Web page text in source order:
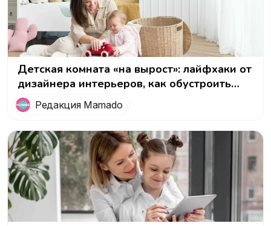
Детская комната «на вырост»: лайфхаки от
дизайнера интерьеров, как обустроить
дом, в котором растет ребенок
Редакция Mamado